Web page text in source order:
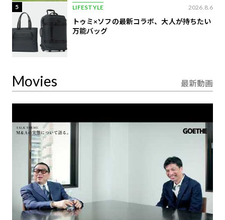
5 LIFESTYLE 2026.8.6
トゥミ×ソフの最新コラボ、大人が持ちたい
万能バッグ
Movies 最新動画